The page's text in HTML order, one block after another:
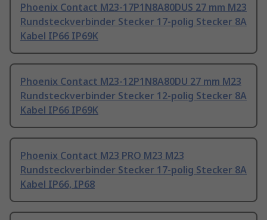
Phoenix Contact M23-17P1N8A80DUS 27 mm M23
Rundsteckverbinder Stecker 17-polig Stecker 8A
Kabel IP66 IP69K
Phoenix Contact M23-12P1N8A80DU 27 mm M23
Rundsteckverbinder Stecker 12-polig Stecker 8A
Kabel IP66 IP69K
Phoenix Contact M23 PRO M23 M23
Rundsteckverbinder Stecker 17-polig Stecker 8A
Kabel IP66, IP68